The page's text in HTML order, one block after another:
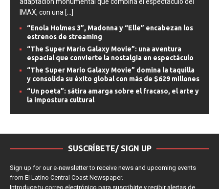
adaptación monumental que combina el espectáculo del
[...]
“Enola Holmes 3”, Madonna y “Elle” encabezan los
estrenos de streaming
“The Super Mario Galaxy Movie”: una aventura
espacial que convierte la nostalgia en espectáculo
“The Super Mario Galaxy Movie” domina la taquilla
y consolida su éxito global con más de $629 millones
“Un poeta”: sátira amarga sobre el fracaso, el arte y
la impostura cultural
SUSCRÍBETE/ SIGN UP
Sign up for our e-newsletter to receive news and upcoming events
from El Latino Central Coast Newspaper.